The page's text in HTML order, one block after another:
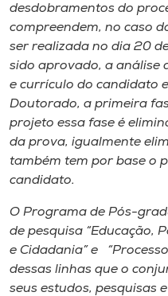
desdobramentos do
compreendem, no caso
ser realizada no dia 20
sido aprovado, a análise
e currículo do candidato
Doutorado, a primeira
projeto essa fase é
da prova, igualmente
também tem por base o
candidato.
O Programa de Pós-
de pesquisa “Educação,
e Cidadania” e
dessas linhas que o
seus estudos, pesquisas